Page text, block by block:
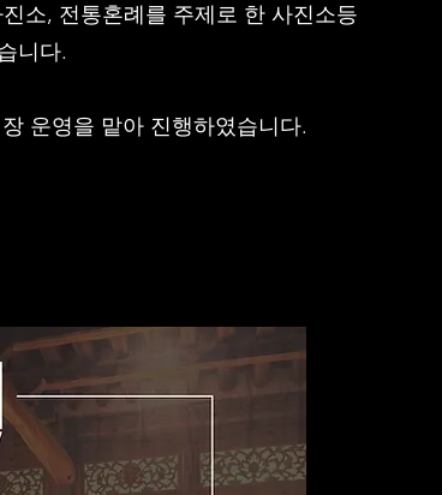
소, 전통혼례를 주제로 한 사진소등
니다.
운영을 맡아 진행하였습니다.